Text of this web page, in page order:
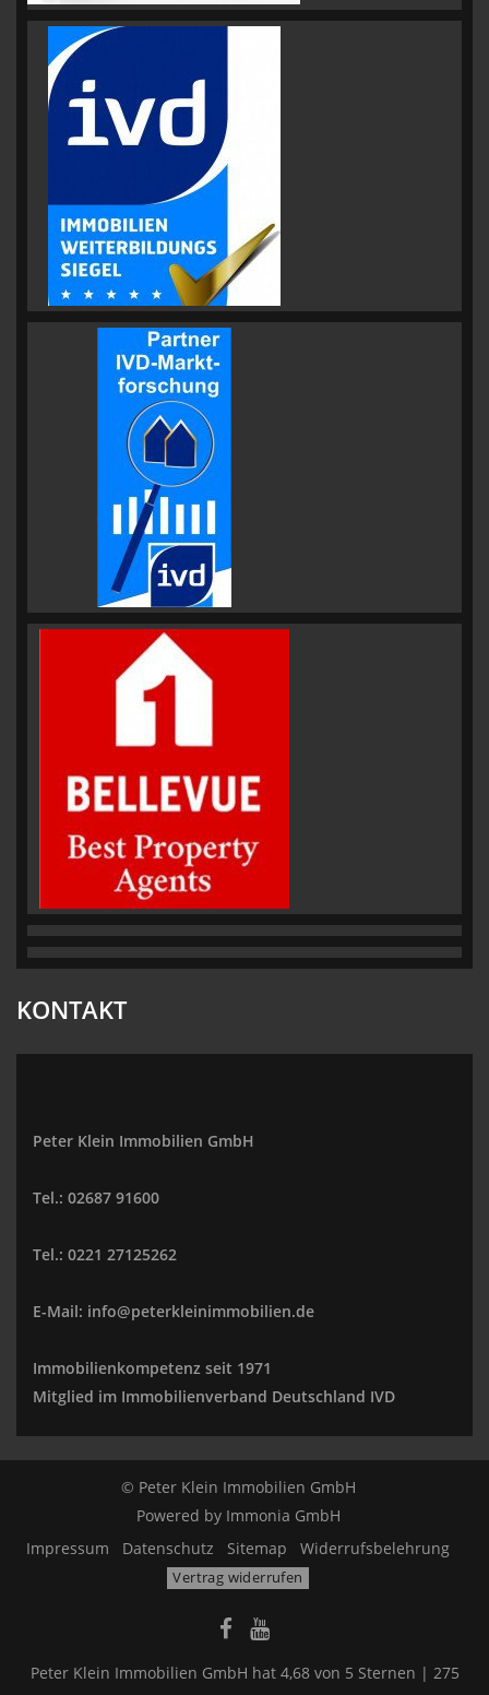
KONTAKT
Peter Klein Immobilien GmbH
Tel.: 02687 91600
Tel.: 0221 27125262
E-Mail: info@peterkleinimmobilien.de
Immobilienkompetenz seit 1971
Mitglied im Immobilienverband Deutschland IVD
© Peter Klein Immobilien GmbH
Powered by Immonia GmbH
Impressum
Datenschutz Sitemap Widerrufsbelehrung
Vertrag widerrufen
Peter Klein Immobilien GmbH hat 4,68von 5 Sternen | 275